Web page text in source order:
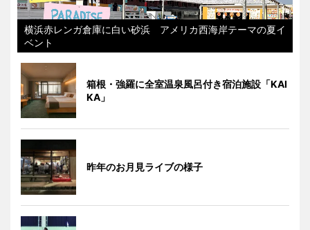
横浜赤レンガ倉庫に白い砂浜 アメリカ西海岸テーマの夏イ
ベント
箱根・強羅に全室温泉風呂付き宿泊施設「KAI
KA」
昨年のお月見ライブの様子